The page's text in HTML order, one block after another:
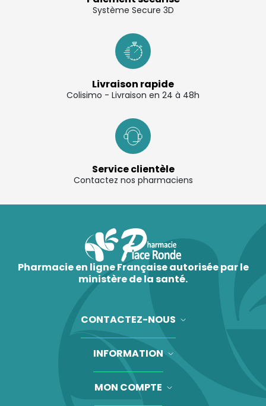
Système Secure 3D
Livraison rapide
Colisimo - Livraison en 24 à 48h
Service clientèle
Contactez nos pharmaciens
Pharmacie en ligne Française autorisée par le
ministère de la santé.
CONTACTEZ-NOUS
INFORMATION
MON COMPTE